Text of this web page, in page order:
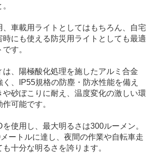
、車載用ライトとしてはもちろん、自宅
時にも使える防災用ライトとしても最適
す。
、陽極酸化処理を施したアルミ合金
、IP55規格の防塵・防水性能を備え
や砂ぼこりに耐え、温度変化の激しい環
可能です。
使用し、最大明るさは300ルーメン。
ートルに達し、夜間の作業や自転車走
十分な明るさを誇ります。